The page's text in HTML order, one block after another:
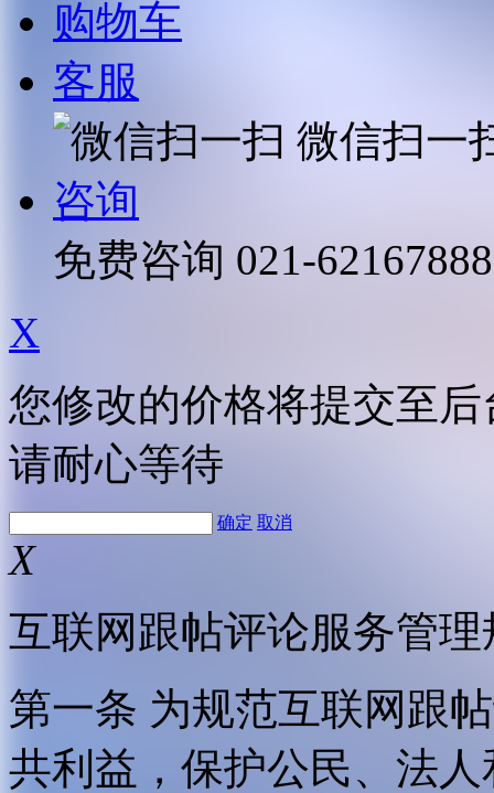
购物车
客服
微信扫一
咨询
免费咨询 021-62167888
X
您修改的价格将提交至
请耐心等待
确定 取消
X
互联网跟帖评论服务管理
第一条 为规范互联网跟
共利益，保护公民、法